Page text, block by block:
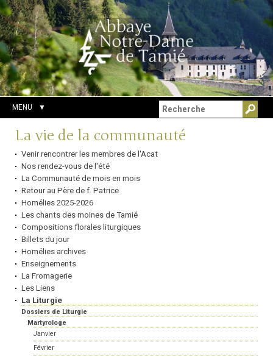
Aller
au
contenu.
|
Aller
à
la
navigation
Outils
personnels
Chercher par
Recherche
avancée…
MENU
Navigation
La vie de la communauté
Venir rencontrer les membres de l'Acat
Nos rendez-vous de l'été
La Communauté de mois en mois
Retour au Père de f. Patrice
Homélies 2025-2026
Les chants des moines de Tamié
Compositions florales liturgiques
Billets du jour
Homélies archives
Enseignements
La Fromagerie
Les Liens
La Liturgie
Dossiers de Liturgie
Martyrologe
Janvier
Février